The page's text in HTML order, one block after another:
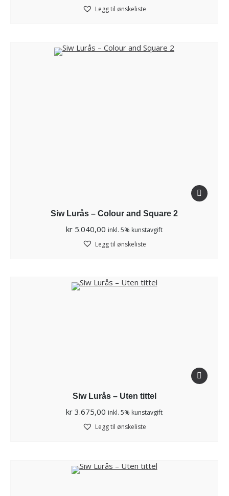
Legg til ønskeliste
Siw Lurås – Colour and Square 2
kr 5.040,00 inkl. 5% kunstavgift
Legg til ønskeliste
Siw Lurås – Uten tittel
kr 3.675,00 inkl. 5% kunstavgift
Legg til ønskeliste